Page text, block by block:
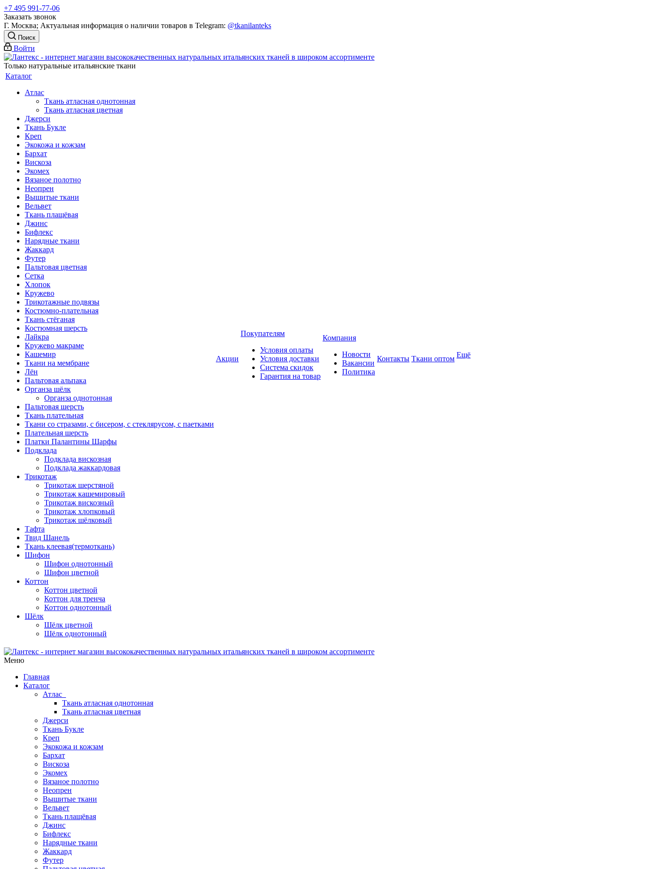
+7 495 991-77-06
Заказать звонок
Г. Москва; Актуальная информация о наличии товаров в Telegram: @tkanilanteks
Поиск
Войти
Только натуральные итальянские ткани
Каталог
Атлас
Ткань атласная однотонная
Ткань атласная цветная
Джерси
Ткань Букле
Креп
Экокожа и кожзам
Бархат
Вискоза
Экомех
Вязаное полотно
Неопрен
Вышитые ткани
Вельвет
Ткань плащёвая
Джинс
Бифлекс
Нарядные ткани
Жаккард
Футер
Пальтовая цветная
Сетка
Хлопок
Кружево
Трикотажные подвязы
Костюмно-плательная
Ткань стёганая
Костюмная шерсть
Лайкра
Кружево макраме
Кашемир
Ткани на мембране
Лён
Пальтовая альпака
Органза шёлк
Органза однотонная
Пальтовая шерсть
Ткань плательная
Ткани со стразами, с бисером, с стеклярусом, с паетками
Плательная шерсть
Платки Палантины Шарфы
Подклада
Подклада вискозная
Подклада жаккардовая
Трикотаж
Трикотаж шерстяной
Трикотаж кашемировый
Трикотаж вискозный
Трикотаж хлопковый
Трикотаж шёлковый
Тафта
Твид Шанель
Ткань клеевая(термоткань)
Шифон
Шифон однотонный
Шифон цветной
Коттон
Коттон цветной
Коттон для тренча
Коттон однотонный
Шёлк
Шёлк цветной
Шёлк однотонный
Акции
Покупателям
Условия оплаты
Условия доставки
Система скидок
Гарантия на товар
Компания
Новости
Вакансии
Политика
Контакты Ткани оптом Ещё
Меню
Главная
Каталог
Атлас
Ткань атласная однотонная
Ткань атласная цветная
Джерси
Ткань Букле
Креп
Экокожа и кожзам
Бархат
Вискоза
Экомех
Вязаное полотно
Неопрен
Вышитые ткани
Вельвет
Ткань плащёвая
Джинс
Бифлекс
Нарядные ткани
Жаккард
Футер